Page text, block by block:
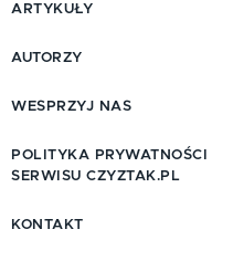
ARTYKUŁY
AUTORZY
WESPRZYJ NAS
POLITYKA PRYWATNOŚCI
SERWISU CZYZTAK.PL
KONTAKT